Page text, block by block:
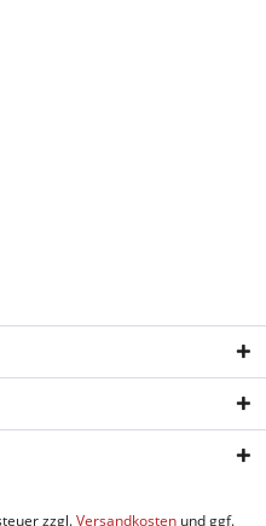
zzgl.Versandkosten und ggf.